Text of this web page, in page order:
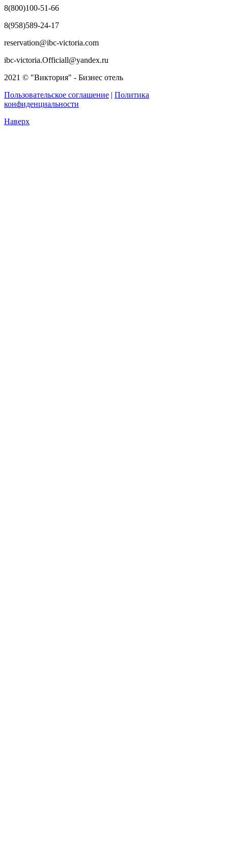
8(800)100-51-66
8(958)589-24-17
reservation@ibc-victoria.com
ibc-victoria.Officiall@yandex.ru
2021 © "Виктория" - Бизнес отель
Пользовательское соглашение | Политика
конфиденциальности
Наверх